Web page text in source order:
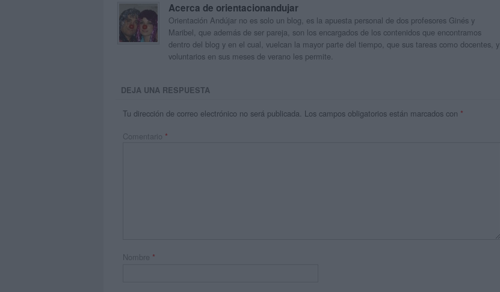
Acerca de orientacionandujar
Orientación Andújar no es solo un blog, es la apuesta personal de dos profesores Ginés y
Maribel, que además de ser pareja, son los encargados de los contenidos que encontramos
dentro del blog y en el cual, vuelcan la mayor parte del tiempo, que sus tareas como docentes, y
voluntarios en sus meses de verano les permite.
DEJA UNA RESPUESTA
Tu dirección de correo electrónico no será publicada. Los campos obligatorios están marcados con *
Comentario *
Nombre *